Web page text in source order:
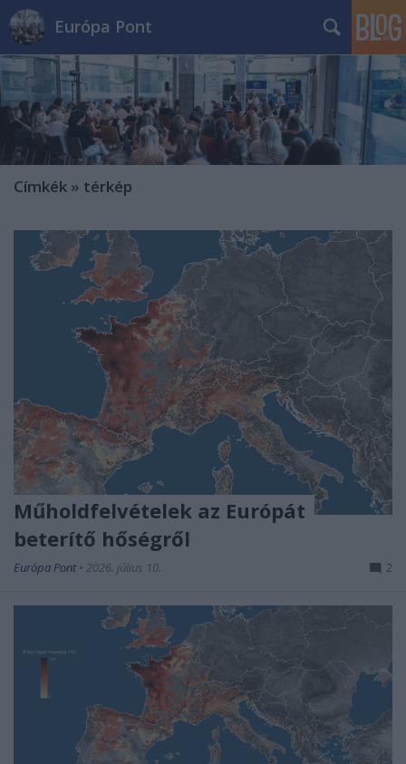
Európa Pont
Címkék » térkép
Műholdfelvételek az Európát
beterítő hőségről
Európa Pont • 2026. július 10. 2